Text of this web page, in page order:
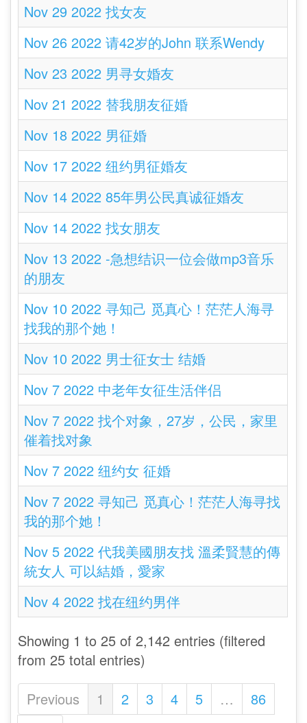
Nov 29 2022 找女友
Nov 26 2022 请42岁的John 联系Wendy
Nov 23 2022 男寻女婚友
Nov 21 2022 替我朋友征婚
Nov 18 2022 男征婚
Nov 17 2022 纽约男征婚友
Nov 14 2022 85年男公民真诚征婚友
Nov 14 2022 找女朋友
Nov 13 2022 -急想结识一位会做mp3音乐
的朋友
Nov 10 2022 寻知己 觅真心！茫茫人海寻
找我的那个她！
Nov 10 2022 男士征女士 结婚
Nov 7 2022 中老年女征生活伴侣
Nov 7 2022 找个对象，27岁，公民，家里
催着找对象
Nov 7 2022 纽约女 征婚
Nov 7 2022 寻知己 觅真心！茫茫人海寻找
我的那个她！
Nov 5 2022 代我美國朋友找 溫柔賢慧的傳
統女人 可以結婚，愛家
Nov 4 2022 找在纽约男伴
Showing 1 to 25 of 2,142 entries (filtered
from 25 total entries)
Previous
1 2 3 4 5 …
86